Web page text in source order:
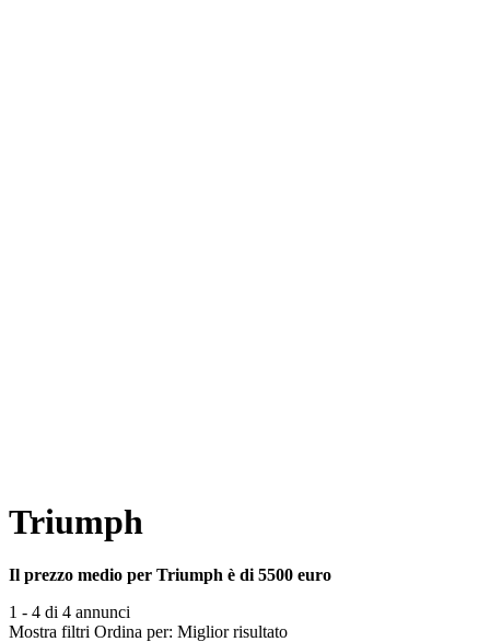
Triumph
Il prezzo medio per Triumph è di 5500 euro
1 - 4 di 4 annunci
Mostra filtri Ordina per: Miglior risultato